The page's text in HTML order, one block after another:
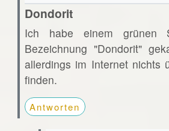
Dondorit
Ich habe einem grünen
Bezeichnung "Dondorit"
allerdings im Internet nichts
finden.
Antworten